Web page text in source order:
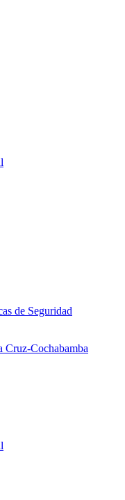
de Seguridad
Cruz-Cochabamba